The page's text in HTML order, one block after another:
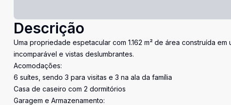
Descrição
Uma propriedade espetacular com 1.162 m² de área construída
incomparável e vistas deslumbrantes.
Acomodações:
6 suítes, sendo 3 para visitas e 3 na ala da família
Casa de caseiro com 2 dormitórios
Garagem e Armazenamento: